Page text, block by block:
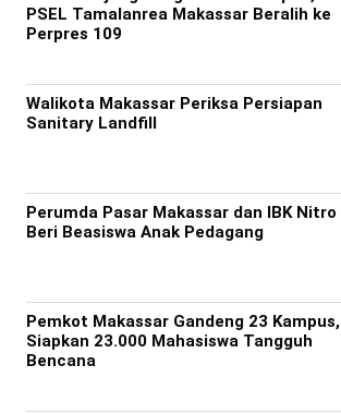
PSEL Tamalanrea Makassar Beralih ke
Perpres 109
Walikota Makassar Periksa Persiapan
Sanitary Landfill
Perumda Pasar Makassar dan IBK Nitro
Beri Beasiswa Anak Pedagang
Pemkot Makassar Gandeng 23 Kampus,
Siapkan 23.000 Mahasiswa Tangguh
Bencana